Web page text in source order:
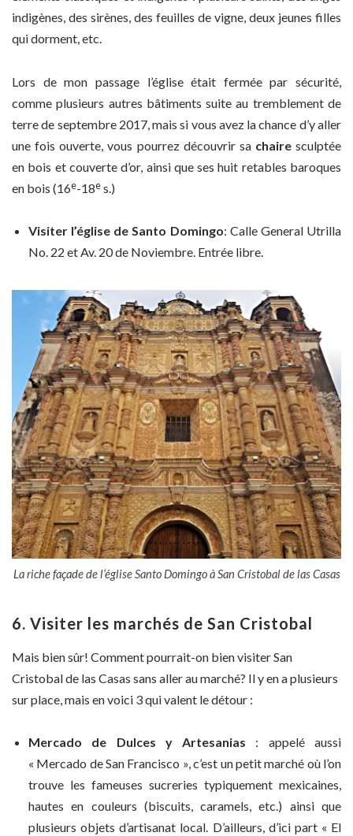
indigènes, des sirènes, des feuilles de vigne, deux jeunes filles
qui dorment, etc.
Lors de mon passage l’église était fermée par sécurité,
comme plusieurs autres bâtiments suite au tremblement de
terre de septembre 2017, mais si vous avez la chance d’y aller
une fois ouverte, vous pourrez découvrir sa chaire sculptée
en bois et couverte d’or, ainsi que ses huit retables baroques
en bois (16e-18es.)
Visiter l’église de Santo Domingo: Calle General Utrilla
No. 22 et Av. 20 de Noviembre. Entrée libre.
La riche façade de l’église Santo Domingo à San Cristobal de las Casas
6. Visiter les marchés de San Cristobal
Mais bien sûr! Comment pourrait-on bien visiter San
Cristobal de las Casas sans aller au marché? Il y en a plusieurs
sur place, mais en voici 3 qui valent le détour :
Mercado de Dulces y Artesanias : appelé aussi
« Mercado de San Francisco », c’est un petit marché où l’on
trouve les fameuses sucreries typiquement mexicaines,
hautes en couleurs (biscuits, caramels, etc.) ainsi que
plusieurs objets d’artisanat local. D’ailleurs, d’ici part « El